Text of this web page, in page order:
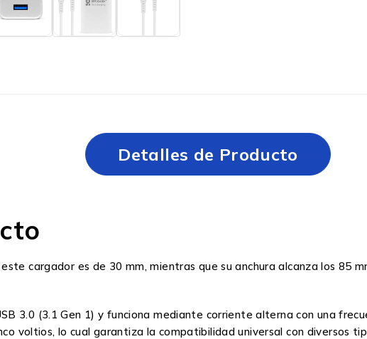
Detalles de Producto
cargador es de 30 mm, mientras que su anchura alcanza los 85
3.0 (3.1 Gen 1) y funciona mediante corriente alterna con una
voltios, lo cual garantiza la compatibilidad universal con diversos